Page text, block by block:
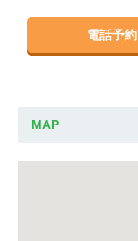
電話予約
MAP